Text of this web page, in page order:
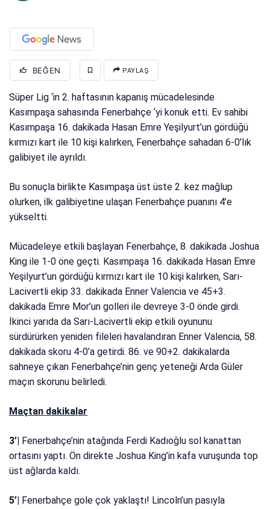
BEĞEN PAYLAŞ
Süper Lig ‘in 2. haftasının kapanış mücadelesinde
Kasımpaşa sahasında Fenerbahçe ‘yi konuk etti. Ev sahibi
Kasımpaşa 16. dakikada Hasan Emre Yeşilyurt’un gördüğü
kırmızı kart ile 10 kişi kalırken, Fenerbahçe sahadan 6-0’lık
galibiyet ile ayrıldı.
Bu sonuçla birlikte Kasımpaşa üst üste 2. kez mağlup
olurken, ilk galibiyetine ulaşan Fenerbahçe puanını 4’e
yükseltti.
Mücadeleye etkili başlayan Fenerbahçe, 8. dakikada Joshua
King ile 1-0 öne geçti. Kasımpaşa 16. dakikada Hasan Emre
Yeşilyurt’un gördüğü kırmızı kart ile 10 kişi kalırken, Sarı-
Lacivertli ekip 33. dakikada Enner Valencia ve 45+3.
dakikada Emre Mor’un golleri ile devreye 3-0 önde girdi.
İkinci yarıda da Sarı-Lacivertli ekip etkili oyununu
sürdürürken yeniden fileleri havalandıran Enner Valencia, 58.
dakikada skoru 4-0’a getirdi. 86. ve 90+2. dakikalarda
sahneye çıkan Fenerbahçe’nin genç yeteneği Arda Güler
maçın skorunu belirledi.
Maçtan dakikalar
3’| Fenerbahçe’nin atağında Ferdi Kadıoğlu sol kanattan
ortasını yaptı. Ön direkte Joshua King’in kafa vuruşunda top
üst ağlarda kaldı.
5’| Fenerbahçe gole çok yaklaştı! Lincoln’un pasıyla